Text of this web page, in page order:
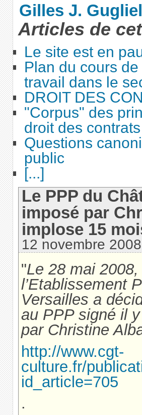
Gilles J.
Articles de
Le site est en
Plan du cours
travail dans le
DROIT DES
"Corpus" des
droit des
Questions
public
[...]
Le PPP du
imposé par
implose 15
12 novembre
"Le 28 mai
l’Etablissement
Versailles a
au PPP signé il
par Christine
http://www.cgt-
culture.fr/
id_article=705
.